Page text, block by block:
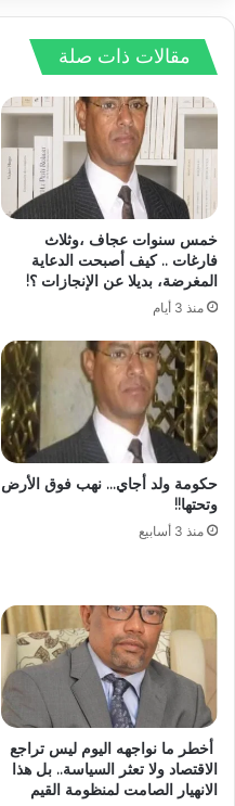
مقالات ذات صلة
خمس سنوات عجاف ،وثلاث
فارغات .. كيف أصبحت الدعاية
المغرضة، بديلا عن الإنجازات ؟!
منذ 3 أيام
حكومة ولد أجاي… نهب فوق الأرض
وتحتها!!
منذ 3 أسابيع
أخطر ما نواجهه اليوم ليس تراجع
الاقتصاد ولا تعثر السياسة.. بل هذا
الانهيار الصامت لمنظومة القيم